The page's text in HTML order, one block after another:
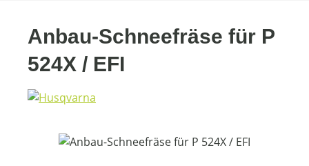
Anbau-Schneefräse für P
524X / EFI
Bildergalerie überspringen